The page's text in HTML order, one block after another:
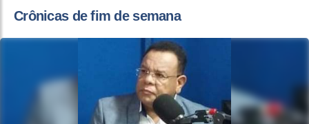
Crônicas de fim de semana